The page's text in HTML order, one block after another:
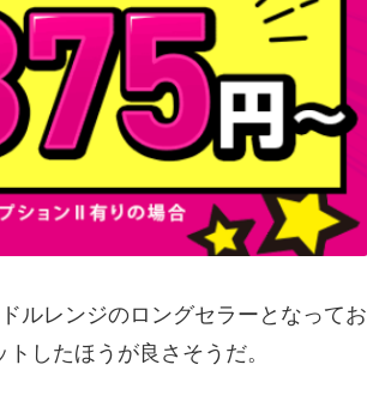
ルレンジのロングセラーとなってお
したほうが良さそうだ。